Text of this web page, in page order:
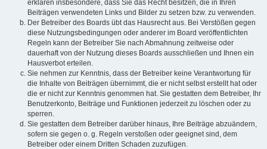
erklären insbesondere, dass Sie das Recht besitzen, die in Ihren
Beiträgen verwendeten Links und Bilder zu setzen bzw. zu verwenden.
Der Betreiber des Boards übt das Hausrecht aus. Bei Verstößen gegen
diese Nutzungsbedingungen oder anderer im Board veröffentlichten
Regeln kann der Betreiber Sie nach Abmahnung zeitweise oder
dauerhaft von der Nutzung dieses Boards ausschließen und Ihnen ein
Hausverbot erteilen.
Sie nehmen zur Kenntnis, dass der Betreiber keine Verantwortung für
die Inhalte von Beiträgen übernimmt, die er nicht selbst erstellt hat oder
die er nicht zur Kenntnis genommen hat. Sie gestatten dem Betreiber, Ihr
Benutzerkonto, Beiträge und Funktionen jederzeit zu löschen oder zu
sperren.
Sie gestatten dem Betreiber darüber hinaus, Ihre Beiträge abzuändern,
sofern sie gegen o. g. Regeln verstoßen oder geeignet sind, dem
Betreiber oder einem Dritten Schaden zuzufügen.